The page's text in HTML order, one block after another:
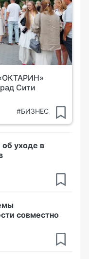
Сити
#БИЗНЕС
уходе в
совместно